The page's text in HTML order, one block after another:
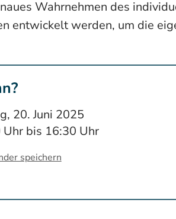
Wahrnehmen des
entwickelt werden, um die
20. Juni 2025
Uhr bis 16:30 Uhr
speichern